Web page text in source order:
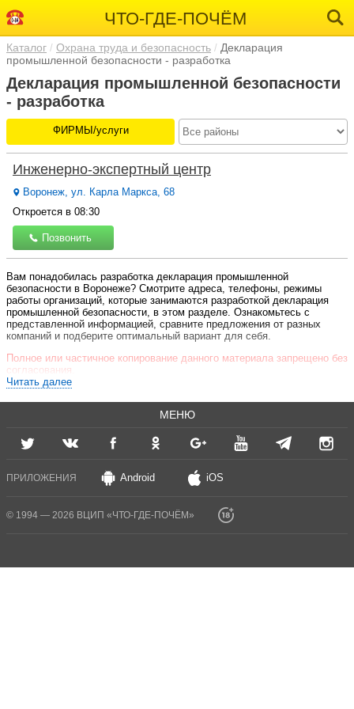
ЧТО-ГДЕ-ПОЧЁМ
Каталог Охрана труда и безопасность
Декларация
промышленной безопасности - разработка
Декларация промышленной безопасности
- разработка
ФИРМЫ/услуги
Инженерно-экспертный центр
Воронеж, ул. Карла Маркса, 68
Откроется в 08:30
Позвонить
Вам понадобилась разработка декларация промышленной
безопасности в Воронеже? Смотрите адреса, телефоны, режимы
работы организаций, которые занимаются разработкой декларация
промышленной безопасности, в этом разделе. Ознакомьтесь с
представленной информацией, сравните предложения от разных
компаний и подберите оптимальный вариант для себя.
Полное или частичное копирование данного материала запрещено без
согласования.
Читать далее
МЕНЮ
ПРИЛОЖЕНИЯ Android iOS
© 1994 — 2026 ВЦИП «ЧТО-ГДЕ-ПОЧЁМ»